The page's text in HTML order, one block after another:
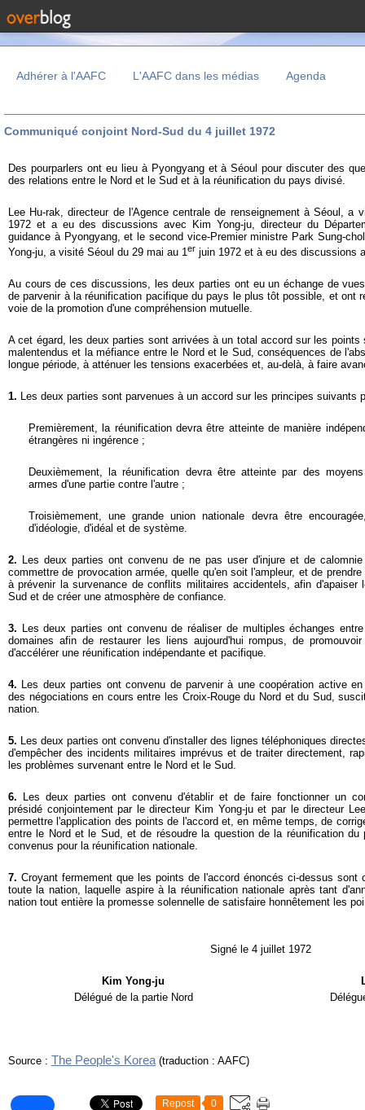
Adhérer à l'AAFC L'AAFC dans les médias Agenda
Communiqué conjoint Nord-Sud du 4 juillet 1972
Des pourparlers ont eu lieu à Pyongyang et à Séoul pour discuter des
des relations entre le Nord et le Sud et à la réunification du pays divisé.
Lee Hu-rak, directeur de l'Agence centrale de renseignement à Séoul, a
1972 et a eu des discussions avec Kim Yong-ju, directeur du
guidance à Pyongyang, et le second vice-Premier ministre Park Sung-
Yong-ju, a visité Séoul du 29 mai au 1er juin 1972 et à eu des discussions
Au cours de ces discussions, les deux parties ont eu un échange de
de parvenir à la réunification pacifique du pays le plus tôt possible, et ont
voie de la promotion d'une compréhension mutuelle.
A cet égard, les deux parties sont arrivées à un total accord sur les
malentendus et la méfiance entre le Nord et le Sud, conséquences de
longue période, à atténuer les tensions exacerbées et, au-delà, à faire
1. Les deux parties sont parvenues à un accord sur les principes suivants
Premièrement, la réunification devra être atteinte de manière
étrangères ni ingérence ;
Deuxièmement, la réunification devra être atteinte par des
armes d'une partie contre l'autre ;
Troisièmement, une grande union nationale devra être
d'idéologie, d'idéal et de système.
2. Les deux parties ont convenu de ne pas user d'injure et de
commettre de provocation armée, quelle qu'en soit l'ampleur, et de
à prévenir la survenance de conflits militaires accidentels, afin
Sud et de créer une atmosphère de confiance.
3. Les deux parties ont convenu de réaliser de multiples échanges
domaines afin de restaurer les liens aujourd'hui rompus, de
d'accélérer une réunification indépendante et pacifique.
4. Les deux parties ont convenu de parvenir à une coopération active
des négociations en cours entre les Croix-Rouge du Nord et du Sud,
nation.
5. Les deux parties ont convenu d'installer des lignes téléphoniques
d'empêcher des incidents militaires imprévus et de traiter directement,
les problèmes survenant entre le Nord et le Sud.
6. Les deux parties ont convenu d'établir et de faire fonctionner un
présidé conjointement par le directeur Kim Yong-ju et par le directeur
permettre l'application des points de l'accord et, en même temps, de
entre le Nord et le Sud, et de résoudre la question de la réunification
convenus pour la réunification nationale.
7. Croyant fermement que les points de l'accord énoncés ci-dessus sont
toute la nation, laquelle aspire à la réunification nationale après tant
nation tout entière la promesse solennelle de satisfaire honnêtement les
Signé le 4 juillet 1972
Kim Yong-ju
Délégué de la partie Nord
Source : The People's Korea (traduction : AAFC)
Repost 0